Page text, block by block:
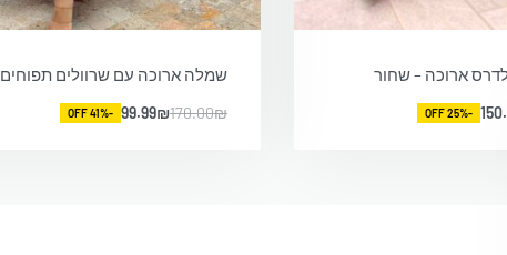
ארוכה – שחור
-25% OFF
שמלה ארוכה עם שרוולים תפוחים
170.00₪
99.99₪
-41% OFF